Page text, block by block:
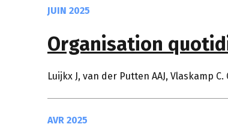
JUIN 2025
Organisation
Luijkx J, van der Putten AAJ, Vlaskamp C.
AVR 2025